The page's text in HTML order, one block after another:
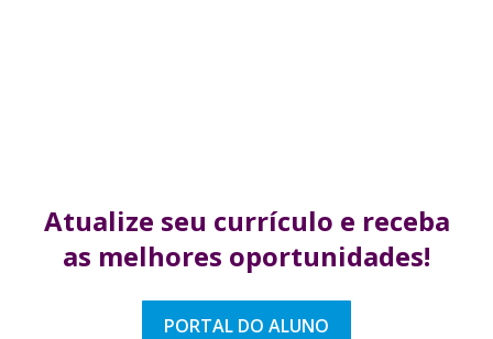
Atualize seu currículo e receba
as melhores oportunidades!
PORTAL DO ALUNO